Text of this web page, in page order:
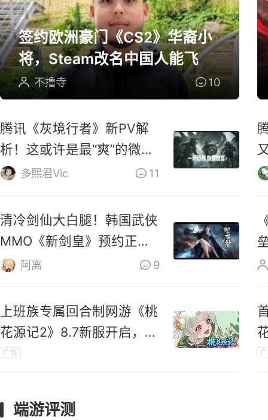
签约欧洲豪门《CS2》华裔小
将，Steam改名中国人能飞
不撸寺 10
腾讯《灰境行者》新PV解
析！这或许是最“爽”的微恐
游戏！多熙君Vic 11
清冷剑仙大白腿！韩国武侠
MMO《新剑皇》预约正式
开启阿离 9
上班族专属回合制网游《桃
花源记2》8.7新服开启，送
珍兽送翅膀
广告
端游评测